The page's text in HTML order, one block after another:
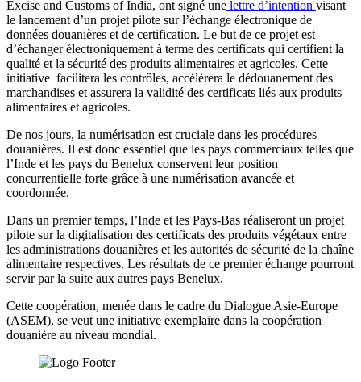
Excise and Customs of India, ont signé une lettre d’intention visant
le lancement d’un projet pilote sur l’échange électronique de
données douanières et de certification. Le but de ce projet est
d’échanger électroniquement à terme des certificats qui certifient la
qualité et la sécurité des produits alimentaires et agricoles. Cette
initiative facilitera les contrôles, accélèrera le dédouanement des
marchandises et assurera la validité des certificats liés aux produits
alimentaires et agricoles.
De nos jours, la numérisation est cruciale dans les procédures
douanières. Il est donc essentiel que les pays commerciaux telles que
l’Inde et les pays du Benelux conservent leur position
concurrentielle forte grâce à une numérisation avancée et
coordonnée.
Dans un premier temps, l’Inde et les Pays-Bas réaliseront un projet
pilote sur la digitalisation des certificats des produits végétaux entre
les administrations douanières et les autorités de sécurité de la chaîne
alimentaire respectives. Les résultats de ce premier échange pourront
servir par la suite aux autres pays Benelux.
Cette coopération, menée dans le cadre du Dialogue Asie-Europe
(ASEM), se veut une initiative exemplaire dans la coopération
douanière au niveau mondial.